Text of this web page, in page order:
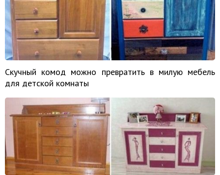
Скучный комод можно превратить в милую мебель
для детской комнаты